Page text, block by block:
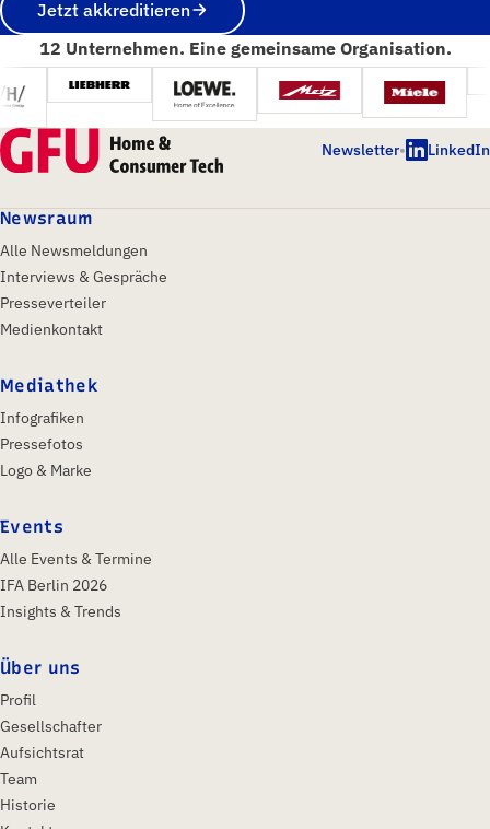
Jetzt akkreditieren
12 Unternehmen. Eine gemeinsame Organisation.
Newsletter• LinkedIn
Newsraum
Alle Newsmeldungen
Interviews & Gespräche
Presseverteiler
Medienkontakt
Mediathek
Infografiken
Pressefotos
Logo & Marke
Events
Alle Events & Termine
IFA Berlin 2026
Insights & Trends
Über uns
Profil
Gesellschafter
Aufsichtsrat
Team
Historie